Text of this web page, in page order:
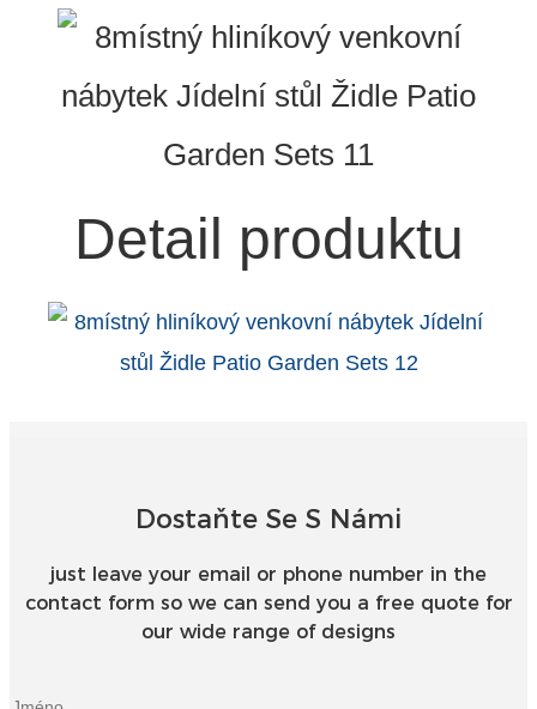
Detail produktu
Dostaňte Se S Námi
just leave your email or phone number in the
contact form so we can send you a free quote for
our wide range of designs